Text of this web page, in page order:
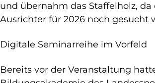
und übernahm das Staffelholz, da
Ausrichter für 2026 noch gesucht
Digitale Seminarreihe im Vorfeld
Bereits vor der Veranstaltung